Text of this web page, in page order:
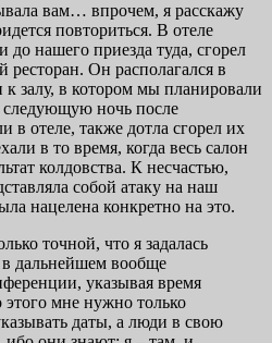
вам… впрочем, я расскажу
повториться. В отеле
до нашего приезда туда, сгорел
Он располагался в
к залу, в котором мы планировали
ночь после
в отеле, также дотла сгорел их
в то время, когда весь салон
колдовства. К несчастью,
собой атаку на наш
нацелена конкретно на это.
точной, что я задалась
дальнейшем вообще
указывая время
мне нужно только
даты, а люди в свою